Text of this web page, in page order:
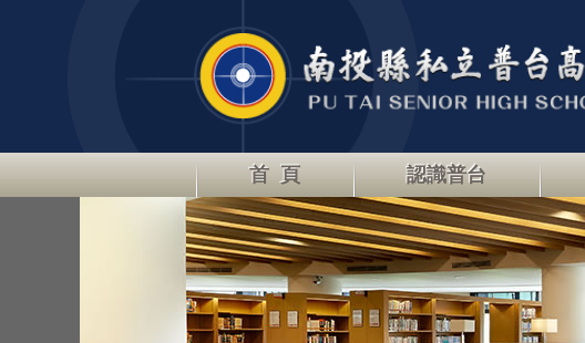
首 頁 認識普台